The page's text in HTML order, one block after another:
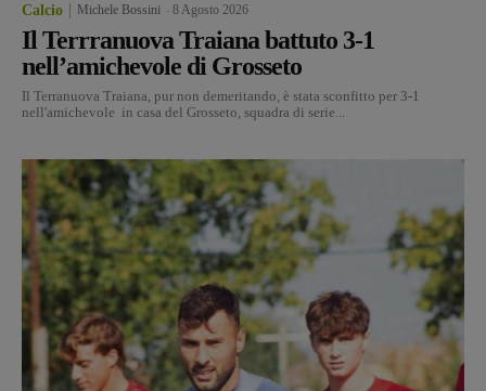
Calcio Michele Bossini 8 Agosto 2026
Il Terrranuova Traiana battuto 3-1
nell’amichevole di Grosseto
Il Terranuova Traiana, pur non demeritando, è stata sconfitto per 3-1
nell'amichevole in casa del Grosseto, squadra di serie...